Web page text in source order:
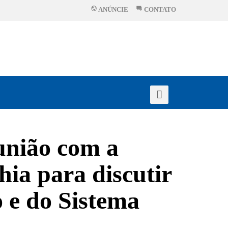
ANÚNCIE CONTATO
com a
para discutir
do Sistema